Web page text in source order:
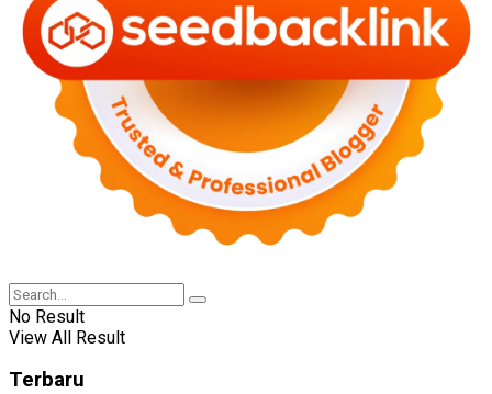
No Result
View All Result
Terbaru